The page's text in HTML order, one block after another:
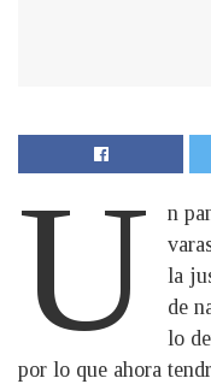
U
n
la
de
lo
por lo que ahora